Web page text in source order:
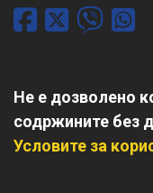
Не е дозволено
содржините без
Условите за